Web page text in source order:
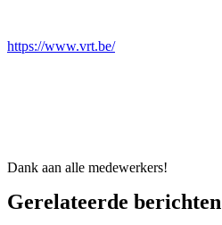
https://www.vrt.be/
Dank aan alle medewerkers!
Gerelateerde berichten